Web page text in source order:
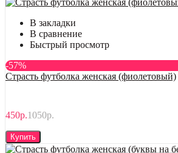
В закладки
В сравнение
Быстрый просмотр
-57%
Страсть футболка женская (фиолетовый)
450р.1050р.
Купить